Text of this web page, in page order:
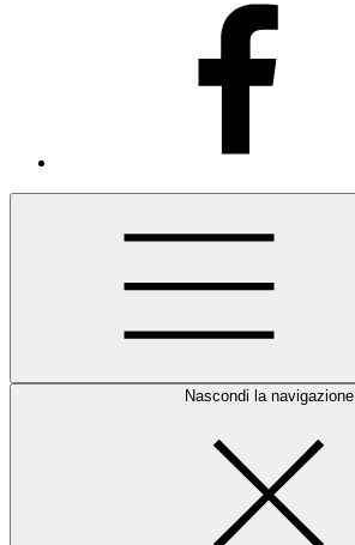
Nascondi la navigazione